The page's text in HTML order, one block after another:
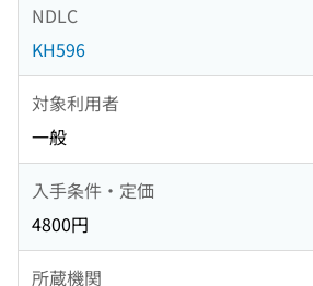
NDLC
KH596
対象利用者
一般
入手条件・定価
4800円
所蔵機関